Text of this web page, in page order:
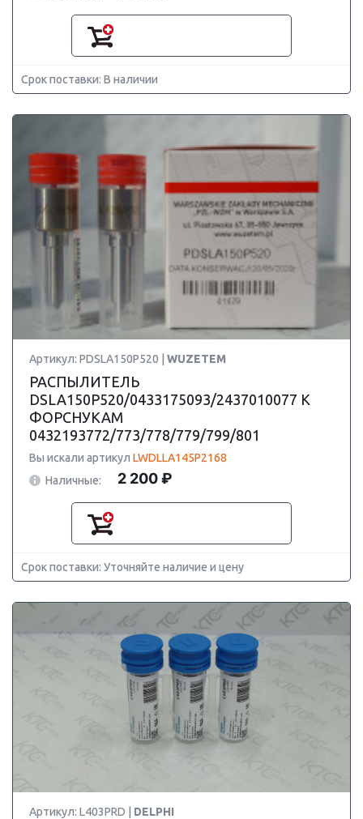
Срок поставки: В наличии
Артикул: PDSLA150P520 | WUZETEM
РАСПЫЛИТЕЛЬ
DSLA150P520/0433175093/2437010077 К
ФОРСНУКАМ
0432193772/773/778/779/799/801
Вы искали артикул LWDLLA145P2168
Наличные:
2 200 ₽
Срок поставки: Уточняйте наличие и цену
Артикул: L403PRD | DELPHI